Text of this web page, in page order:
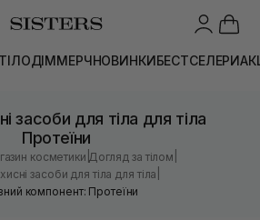
ТІЛОДІММЕРЧНОВИНКИБЕСТСЕЛЕРИ
засоби для тіла для тіла
Протеїни
косметики Догляд за тілом
засоби для тіла для тіла
компонент: Протеїни